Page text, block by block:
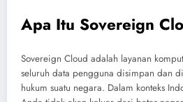
Apa Itu Sovereign
Sovereign Cloud adalah layanan
seluruh data pengguna disimpan dan
hukum suatu negara. Dalam konteks